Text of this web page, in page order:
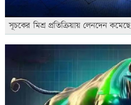
সূচকের মিশ্র প্রতিক্রিয়ায় লেনদেন কমেছে